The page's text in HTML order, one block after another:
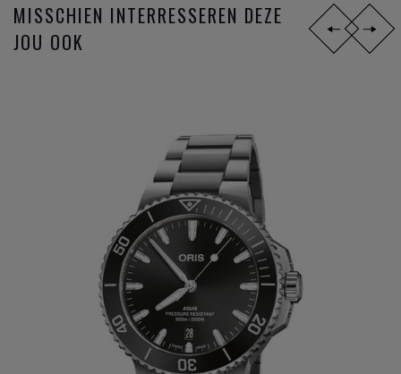
MISSCHIEN INTERRESSEREN DEZE
JOU OOK